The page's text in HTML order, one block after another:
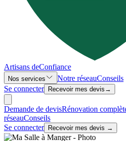
Artisans deConfiance
Nos services Notre réseauConseils
Se connecter
Recevoir mes devis →
Demande de devisRénovation
réseauConseils
Se connecter
Recevoir mes devis →